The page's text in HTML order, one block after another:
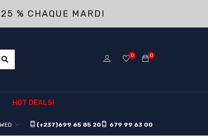
% CHAQUE MARDI
0
0
HOT DEALS!
(+237)699 65 85 20 679 99 63 00